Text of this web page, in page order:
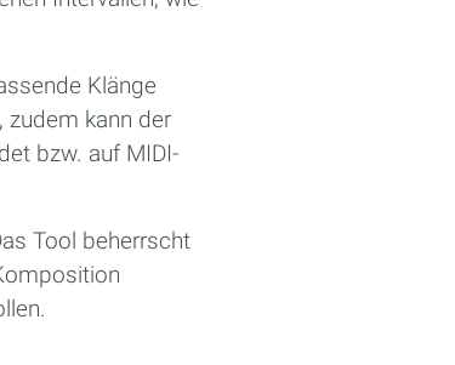
Klänge
zudem kann der
bzw. auf MIDI-
Tool beherrscht